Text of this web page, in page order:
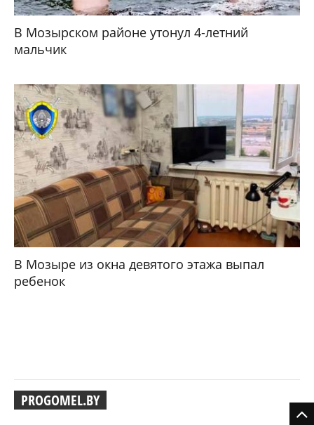
В Мозырском районе утонул 4-летний
мальчик
В Мозыре из окна девятого этажа выпал
ребенок
PROGOMEL.BY